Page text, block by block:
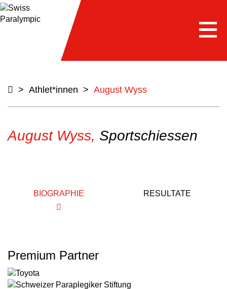
> Athlet*innen > August Wyss
August Wyss, Sportschiessen
BIOGRAPHIE RESULTATE
Premium Partner